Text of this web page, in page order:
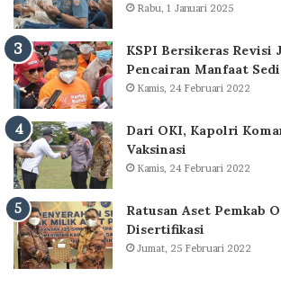
Rabu, 1 Januari 2025
KSPI Bersikeras Revisi
Pencairan Manfaat
Kamis, 24 Februari 2022
Dari OKI, Kapolri
Vaksinasi
Kamis, 24 Februari 2022
Ratusan Aset Pemkab
Disertifikasi
Jumat, 25 Februari 2022